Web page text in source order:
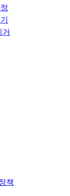
책